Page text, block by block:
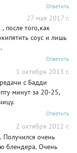
Ответить
27 мая 2017 г.
после того,как
соус и лишь
Ответить
1 октября 2013 г.
с Бадди
минут за 20-25,
Ответить
2 октября 2012 г.
Получился очень
блендера. Очень